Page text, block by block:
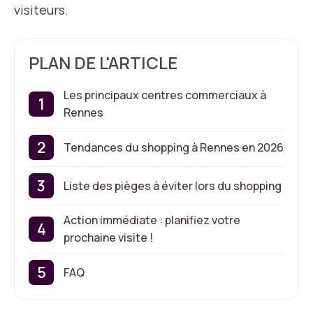
visiteurs.
PLAN DE L'ARTICLE
Les principaux centres commerciaux à
Rennes
Tendances du shopping à Rennes en 2026
Liste des pièges à éviter lors du shopping
Action immédiate : planifiez votre
prochaine visite !
FAQ